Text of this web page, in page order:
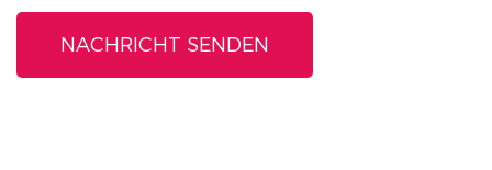
Unser Concealer ist frei von schädlichen
Inhaltsstoffen wie Phthalaten, Parabenen,